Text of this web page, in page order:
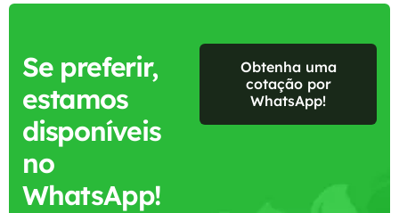
Se preferir,
estamos
disponíveis
no
WhatsApp!
Obtenha uma
cotação por
WhatsApp!